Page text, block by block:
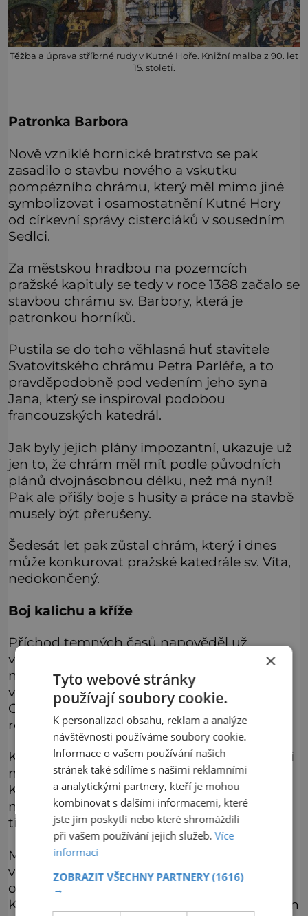
Těžba a úprava stříbrné rudy v Kutné Hoře. Knižní malba z 90. let
15. století.
Patronka Barbora
Nově vzniklé hornické bratrstvo se pak
zasadilo o stavbu nového a vskutku
pompézního chrámu, který měl mimo jiné
symbolizovat i osamostatnění Kutné Hory
od církevní správy cisterciáků v sousedním
Sedlci.
Za městskou hradbou na pozemcích
pražské kapituly se tedy v roce 1388 začalo se
stavbou chrámu sv. Barbory, která je
patronkou horníků.
Pustila se do toho věhlasná huť stavitele
Svatovítského chrámu Petra Parléře, a to
pravděpodobně pod vedením jeho syna
Jana, který se inspiroval podobou
francouzských katedrál.
Jak byly jejich plány impozantní, ukazuje už
jen to, že chrám měl mít podle původních
plánů dvojnásobnou délku, než má nyní!
Pak ale přišly boje s husity a práce na stavbě
musely být přerušeny.
Šedesát let pak zůstal chrám, který i dnes
může konkurovat pražské katedrále sv. Víta,
nedokončený.
Boj kalichu a kříže
Příchod temných časů napověděl už
vražedný nájezd horníků z Kutné Hory do
nedalekého Malína v roce 1413, kde pobili
vesničany kvůli tomu, že jim bránili v těžbě.
O pár let později se už v ulicích města
rozhořely národnostní a náboženské spory.
Kutnohorští Němci se samozřejmě přiklonili
na stranu katolického císaře Zikmunda.
Kališníci město vydrancovali a Kutnohorští
na oplátku naházeli do šachet dolů na dva
tisíce přívrženců husitů.
Město nakonec i tak podlehlo a Táborští tu
vládli až do bitvy u Lipan. Zlá doba nepřála
obchodu ani dolování, a tak moc a věhlas
Kutné Hory upadaly. V mincovně se razily jen
×
Tyto webové stránky
používají soubory cookie.
K personalizaci obsahu, reklam a analýze
návštěvnosti používáme soubory cookie.
Informace o vašem používání našich
stránek také sdílíme s našimi reklamními
a analytickými partnery, kteří je mohou
kombinovat s dalšími informacemi, které
jste jim poskytli nebo které shromáždili
při vašem používání jejich služeb.Více
informací
ZOBRAZIT VŠECHNY PARTNERY(1616)
→